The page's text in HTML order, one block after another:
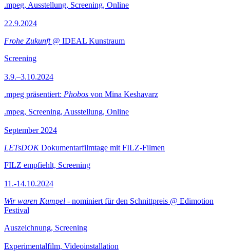
.mpeg, Ausstellung, Screening, Online
22.9.2024
Frohe Zukunft@ IDEAL Kunstraum
Screening
3.9.–3.10.2024
.mpeg präsentiert: Phobos von Mina Keshavarz
.mpeg, Screening, Ausstellung, Online
September 2024
LETsDOKDokumentarfilmtage mit FILZ-Filmen
FILZ empfiehlt, Screening
11.-14.10.2024
Wir waren Kumpel - nominiert für den Schnittpreis @ Edimotion
Festival
Auszeichnung, Screening
Experimentalfilm, Videoinstallation